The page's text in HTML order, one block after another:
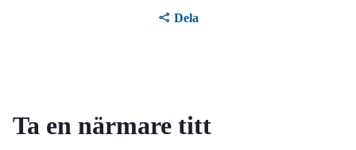
Dela
Ta en närmare titt